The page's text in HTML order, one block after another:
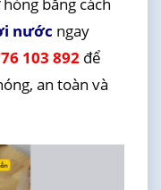
bằng cách
nước ngay
103 892để
an toàn và